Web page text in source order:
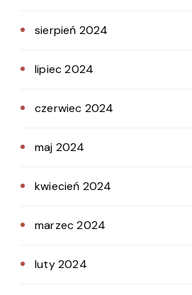
sierpień 2024
lipiec 2024
czerwiec 2024
maj 2024
kwiecień 2024
marzec 2024
luty 2024